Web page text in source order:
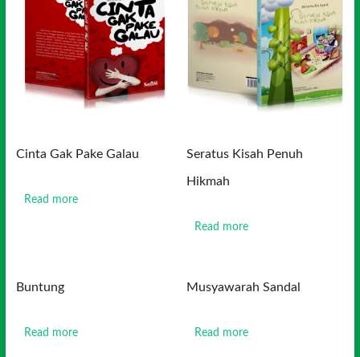
Cinta Gak Pake Galau
Read more
Seratus Kisah Penuh
Hikmah
Read more
Buntung
Read more
Musyawarah Sandal
Read more